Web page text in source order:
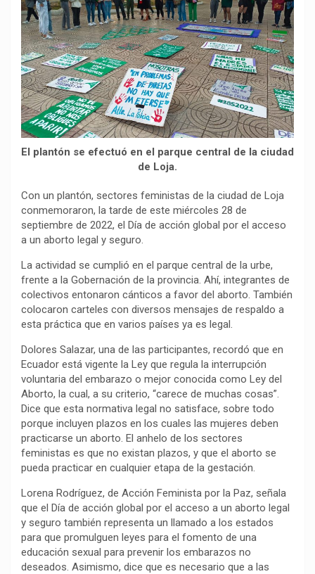
o
k
p
p
a
m
n
k
t
i
r
El plantón se efectuó en el parque central de la ciudad
de Loja.
Con un plantón, sectores feministas de la ciudad de Loja
conmemoraron, la tarde de este miércoles 28 de
septiembre de 2022, el Día de acción global por el acceso
a un aborto legal y seguro.
La actividad se cumplió en el parque central de la urbe,
frente a la Gobernación de la provincia. Ahí, integrantes de
colectivos entonaron cánticos a favor del aborto. También
colocaron carteles con diversos mensajes de respaldo a
esta práctica que en varios países ya es legal.
Dolores Salazar, una de las participantes, recordó que en
Ecuador está vigente la Ley que regula la interrupción
voluntaria del embarazo o mejor conocida como Ley del
Aborto, la cual, a su criterio, “carece de muchas cosas”.
Dice que esta normativa legal no satisface, sobre todo
porque incluyen plazos en los cuales las mujeres deben
practicarse un aborto. El anhelo de los sectores
feministas es que no existan plazos, y que el aborto se
pueda practicar en cualquier etapa de la gestación.
Lorena Rodríguez, de Acción Feminista por la Paz, señala
que el Día de acción global por el acceso a un aborto legal
y seguro también representa un llamado a los estados
para que promulguen leyes para el fomento de una
educación sexual para prevenir los embarazos no
deseados. Asimismo, dice que es necesario que a las